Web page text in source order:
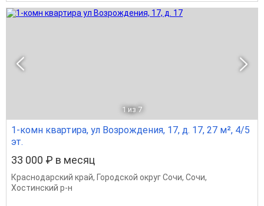
1 из 7
1-комн квартира, ул Возрождения, 17, д. 17, 27 м², 4/5
эт.
33 000 ₽ в месяц
Краснодарский край, Городской округ Сочи, Сочи,
Хостинский р-н